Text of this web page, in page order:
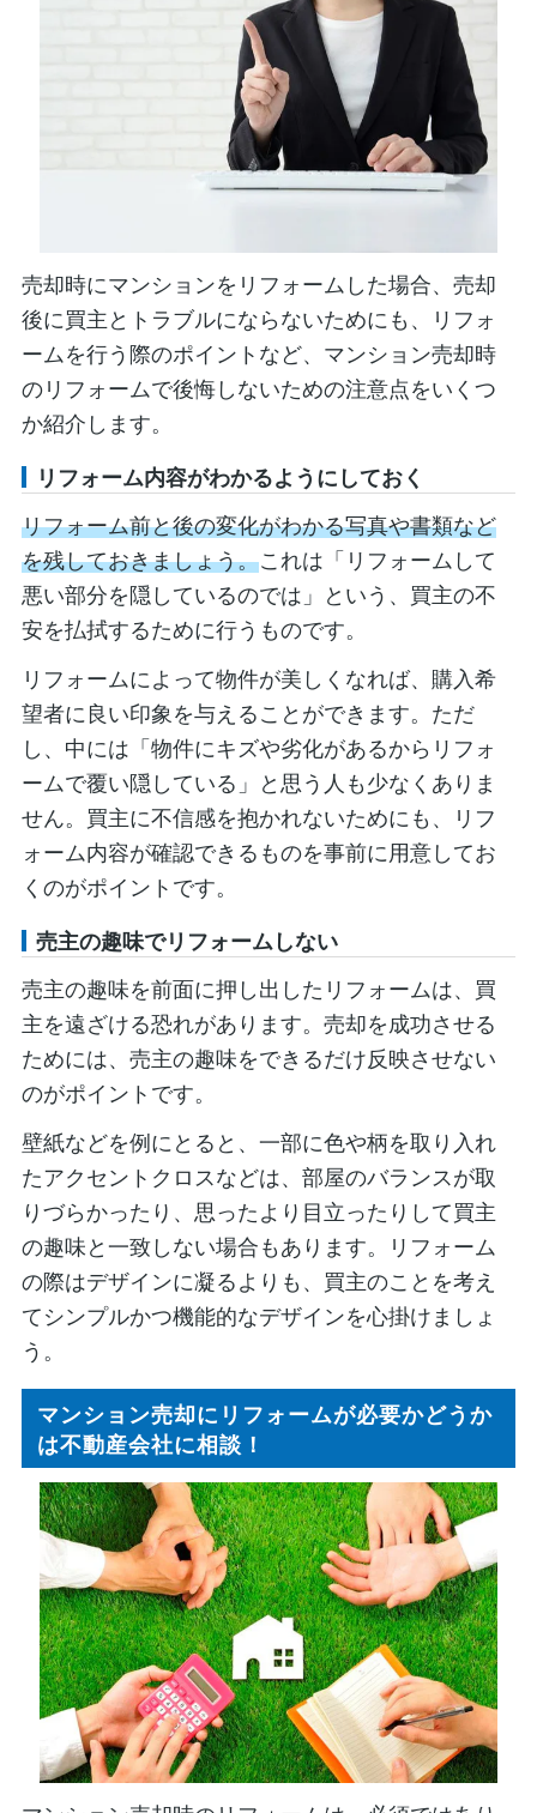
売却時にマンションをリフォームした場合、売却
後に買主とトラブルにならないためにも、リフォ
ームを行う際のポイントなど、マンション売却時
のリフォームで後悔しないための注意点をいくつ
か紹介します。
リフォーム内容がわかるようにしておく
リフォーム前と後の変化がわかる写真や書類など
を残しておきましょう。これは「リフォームして
悪い部分を隠しているのでは」という、買主の不
安を払拭するために行うものです。
リフォームによって物件が美しくなれば、購入希
望者に良い印象を与えることができます。ただ
し、中には「物件にキズや劣化があるからリフォ
ームで覆い隠している」と思う人も少なくありま
せん。買主に不信感を抱かれないためにも、リフ
ォーム内容が確認できるものを事前に用意してお
くのがポイントです。
売主の趣味でリフォームしない
売主の趣味を前面に押し出したリフォームは、買
主を遠ざける恐れがあります。売却を成功させる
ためには、売主の趣味をできるだけ反映させない
のがポイントです。
壁紙などを例にとると、一部に色や柄を取り入れ
たアクセントクロスなどは、部屋のバランスが取
りづらかったり、思ったより目立ったりして買主
の趣味と一致しない場合もあります。リフォーム
の際はデザインに凝るよりも、買主のことを考え
てシンプルかつ機能的なデザインを心掛けましょ
う。
マンション売却にリフォームが必要かどうか
は不動産会社に相談！